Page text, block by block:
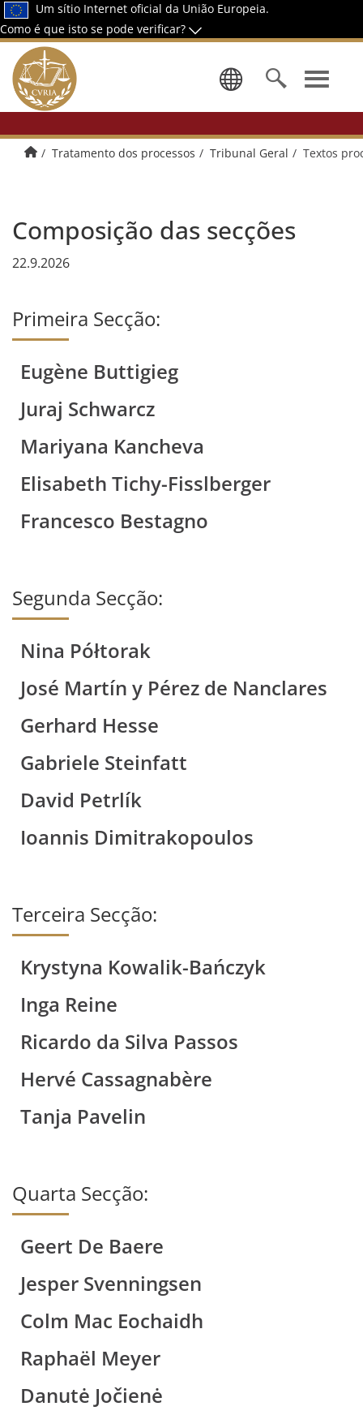
Um sítio Internet oficial da União Europeia.
Como é que isto se pode verificar?
Selecionar
Página principal
Tratamento dos processos Tribunal Geral Textos
Composição das secções
22.9.2026
Primeira Secção:
Eugène Buttigieg
Juraj Schwarcz
Mariyana Kancheva
Elisabeth Tichy-Fisslberger
Francesco Bestagno
Segunda Secção:
Nina Półtorak
José Martín y Pérez de Nanclares
Gerhard Hesse
Gabriele Steinfatt
David Petrlík
Ioannis Dimitrakopoulos
Terceira Secção:
Krystyna Kowalik-Bańczyk
Inga Reine
Ricardo da Silva Passos
Hervé Cassagnabère
Tanja Pavelin
Quarta Secção:
Geert De Baere
Jesper Svenningsen
Colm Mac Eochaidh
Raphaël Meyer
Danutė Jočienė